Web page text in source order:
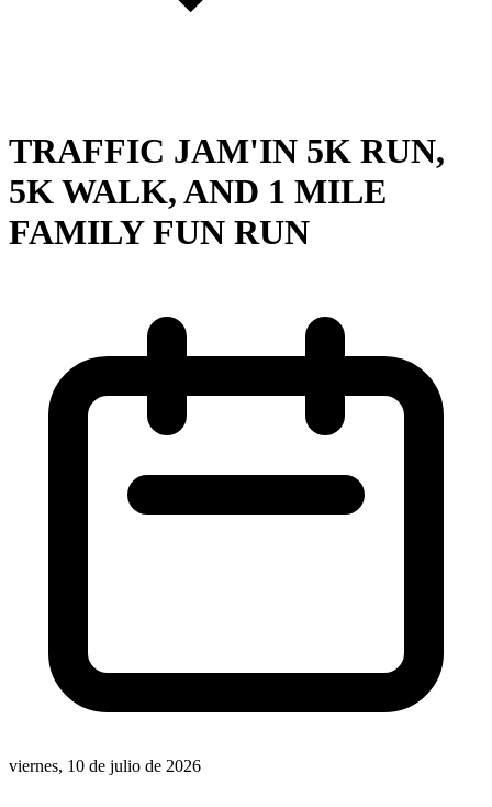
TRAFFIC JAM'IN 5K RUN,
5K WALK, AND 1 MILE
FAMILY FUN RUN
viernes, 10 de julio de 2026